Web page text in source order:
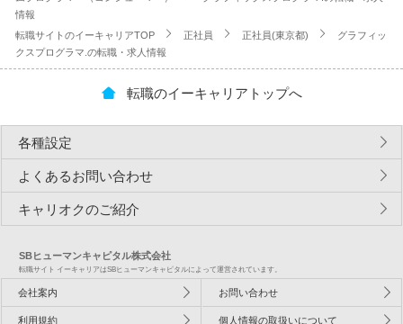
情報
転職サイトのイーキャリアTOP
正社員 正社員(東京都)
グラフィッ
クスプログラマ.の転職・求人情報
転職のイーキャリアトップへ
各種設定
よくあるお問い合わせ
キャリオクのご紹介
SBヒューマンキャピタル株式会社
転職サイト イーキャリアはSBヒューマンキャピタルによって運営されています。
会社案内 お問い合わせ
利用規約 個人情報の取扱いについて